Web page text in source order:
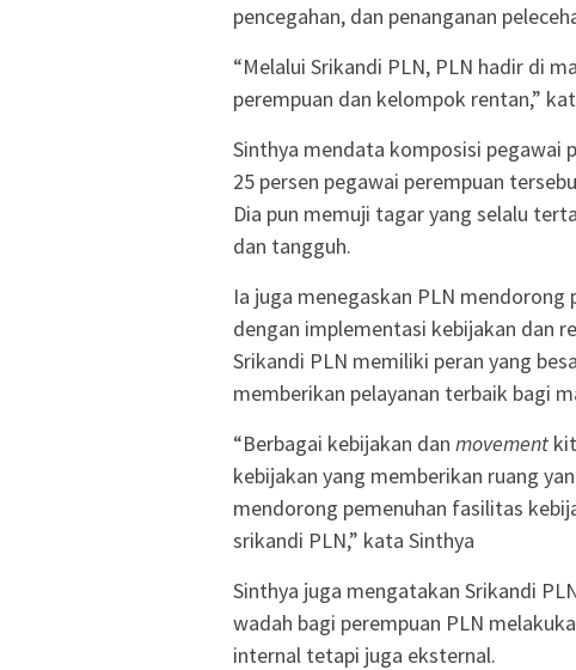
pencegahan, dan penanganan
“Melalui Srikandi PLN, PLN hadir di
perempuan dan kelompok rentan,”
Sinthya mendata komposisi pegawai
25 persen pegawai perempuan
Dia pun memuji tagar yang selalu
dan tangguh.
Ia juga menegaskan PLN mendorong
dengan implementasi kebijakan dan
Srikandi PLN memiliki peran yang
memberikan pelayanan terbaik bagi
“Berbagai kebijakan dan movement
kebijakan yang memberikan ruang
mendorong pemenuhan fasilitas
srikandi PLN,” kata Sinthya
Sinthya juga mengatakan Srikandi
wadah bagi perempuan PLN
internal tetapi juga eksternal.